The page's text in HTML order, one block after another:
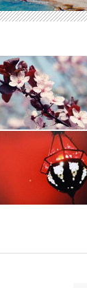
DAY 3
Landscape / Objects
Landscape / Objects